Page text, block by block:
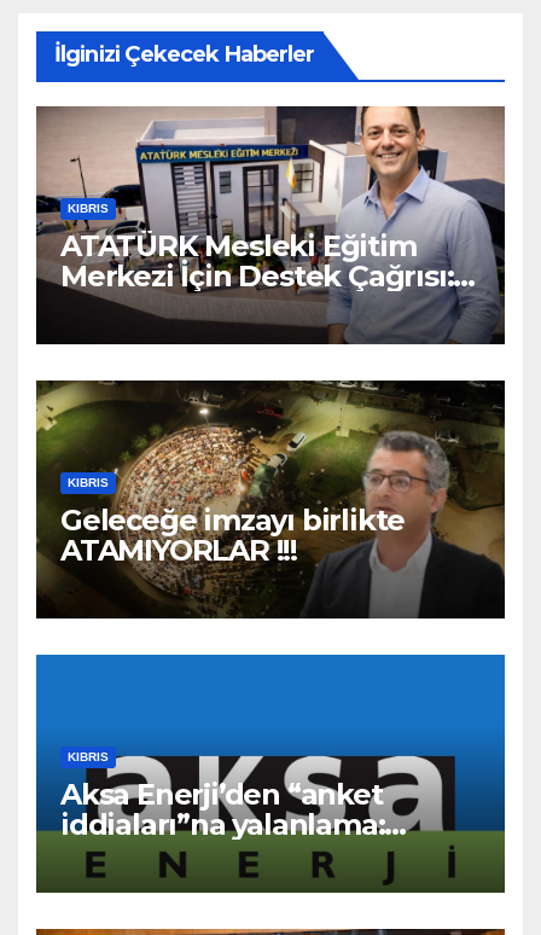
İlginizi Çekecek Haberler
KIBRIS
ATATÜRK Mesleki Eğitim
Merkezi İçin Destek Çağrısı:
“Geleceğe Açılan Kapıyı
Birlikte Tamamlayalım”
KIBRIS
Geleceğe imzayı birlikte
ATAMIYORLAR !!!
KIBRIS
Aksa Enerji’den “anket
iddiaları”na yalanlama:
“Asılsız ve mesnetsiz
haberler”